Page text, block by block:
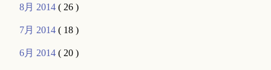
8月 2014( 26 )
7月 2014( 18 )
6月 2014( 20 )